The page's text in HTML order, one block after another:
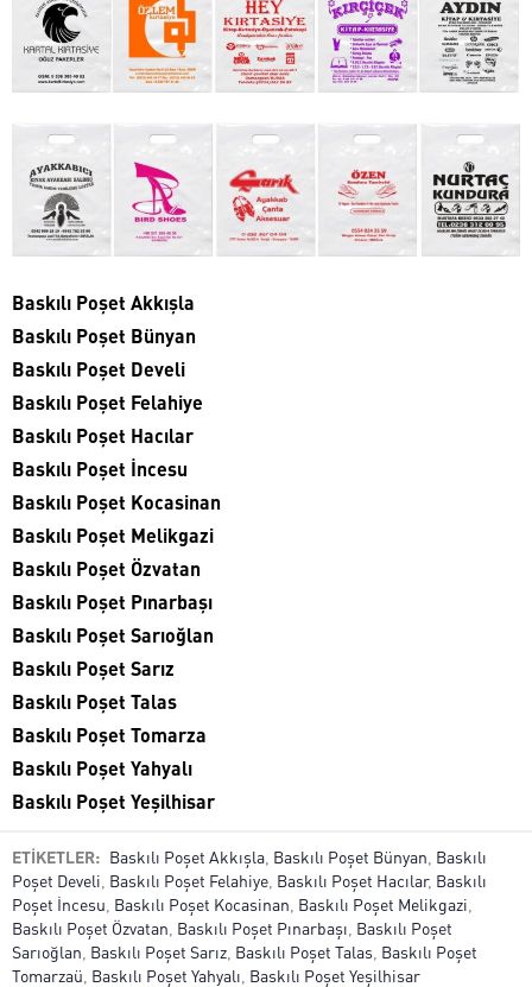
Baskılı Poşet Akkışla
Baskılı Poşet Bünyan
Baskılı Poşet Develi
Baskılı Poşet Felahiye
Baskılı Poşet Hacılar
Baskılı Poşet İncesu
Baskılı Poşet Kocasinan
Baskılı Poşet Melikgazi
Baskılı Poşet Özvatan
Baskılı Poşet Pınarbaşı
Baskılı Poşet Sarıoğlan
Baskılı Poşet Sarız
Baskılı Poşet Talas
Baskılı Poşet Tomarza
Baskılı Poşet Yahyalı
Baskılı Poşet Yeşilhisar
ETİKETLER: Baskılı Poşet Akkışla Baskılı Poşet Bünyan Baskılı
Poşet Develi Baskılı Poşet Felahiye Baskılı Poşet Hacılar, Baskılı
Poşet İncesu Baskılı Poşet Kocasinan Baskılı Poşet Melikgazi
Baskılı Poşet Özvatan Baskılı Poşet Pınarbaşı Baskılı Poşet
Sarıoğlan Baskılı Poşet Sarız Baskılı Poşet Talas Baskılı Poşet
Tomarzaü Baskılı Poşet Yahyalı Baskılı Poşet Yeşilhisar